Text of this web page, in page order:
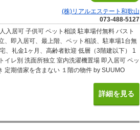
(株)リアルエステート和歌山
073-488-5127
入居可 子供可 ペット相談 駐車場付無料 バスト
、即入居可、最上階、ペット相談、駐車場1台無
、礼金1ヶ月、高齢者歓迎 低層（3階建以下） 1
イレ別 洗面所独立 室内洗濯機置場 即入居可 ペッ
定期借家を含まない １階の物件 by SUUMO
詳細を見る